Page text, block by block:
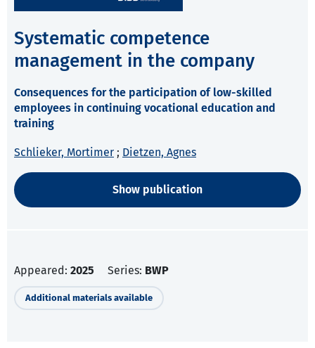
Systematic competence
management in the company
Consequences for the participation of low-skilled
employees in continuing vocational education and
training
Schlieker, Mortimer ; Dietzen, Agnes
Show publication
Appeared: 2025 Series: BWP
Additional materials available